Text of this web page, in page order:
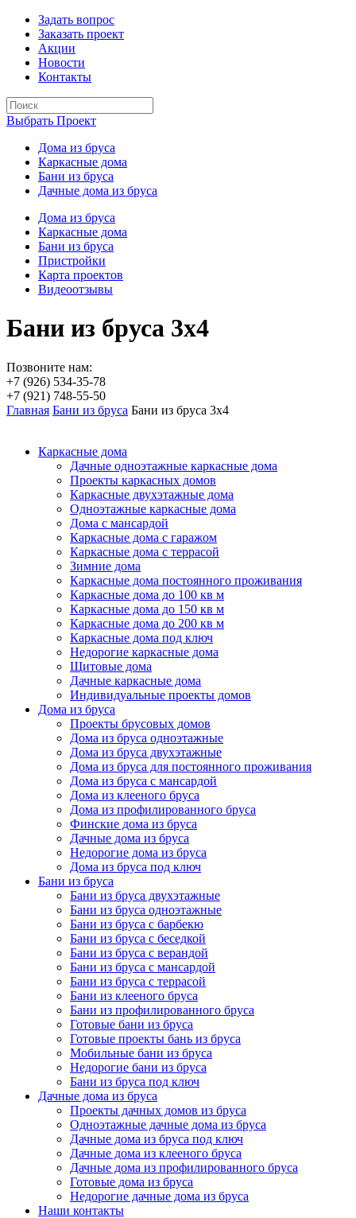
Задать вопрос
Заказать проект
Акции
Новости
Контакты
Выбрать Проект
Дома из бруса
Каркасные дома
Бани из бруса
Дачные дома из бруса
Дома из бруса
Каркасные дома
Бани из бруса
Пристройки
Карта проектов
Видеоотзывы
Бани из бруса 3х4
Позвоните нам:
+7 (926) 534-35-78
+7 (921) 748-55-50
Главная Бани из бруса Бани из бруса 3х4
Каркасные дома
Дачные одноэтажные каркасные дома
Проекты каркасных домов
Каркасные двухэтажные дома
Одноэтажные каркасные дома
Дома с мансардой
Каркасные дома с гаражом
Каркасные дома с террасой
Зимние дома
Каркасные дома постоянного проживания
Каркасные дома до 100 кв м
Каркасные дома до 150 кв м
Каркасные дома до 200 кв м
Каркасные дома под ключ
Недорогие каркасные дома
Щитовые дома
Дачные каркасные дома
Индивидуальные проекты домов
Дома из бруса
Проекты брусовых домов
Дома из бруса одноэтажные
Дома из бруса двухэтажные
Дома из бруса для постоянного проживания
Дома из бруса с мансардой
Дома из клееного бруса
Дома из профилированного бруса
Финские дома из бруса
Дачные дома из бруса
Недорогие дома из бруса
Дома из бруса под ключ
Бани из бруса
Бани из бруса двухэтажные
Бани из бруса одноэтажные
Бани из бруса с барбекю
Бани из бруса с беседкой
Бани из бруса с верандой
Бани из бруса с мансардой
Бани из бруса с террасой
Бани из клееного бруса
Бани из профилированного бруса
Готовые бани из бруса
Готовые проекты бань из бруса
Мобильные бани из бруса
Недорогие бани из бруса
Бани из бруса под ключ
Дачные дома из бруса
Проекты дачных домов из бруса
Одноэтажные дачные дома из бруса
Дачные дома из бруса под ключ
Дачные дома из клееного бруса
Дачные дома из профилированного бруса
Готовые дома из бруса
Недорогие дачные дома из бруса
Наши контакты